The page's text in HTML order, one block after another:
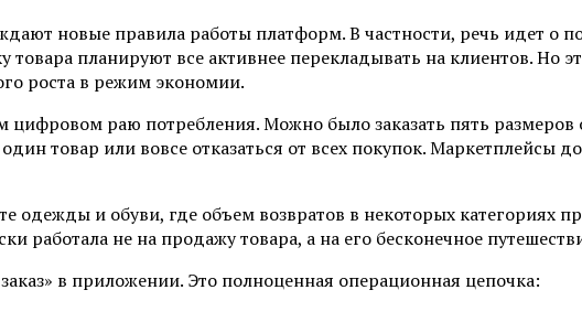
новые правила работы платформ. В частности, речь идет о
товара планируют все активнее перекладывать на клиентов. Но
роста в режим экономии.
цифровом раю потребления. Можно было заказать пять
товар или вовсе отказаться от всех покупок.
одежды и обуви, где объем возвратов в некоторых категориях
работала не на продажу товара, а на его бесконечное
в приложении. Это полноценная операционная цепочка: